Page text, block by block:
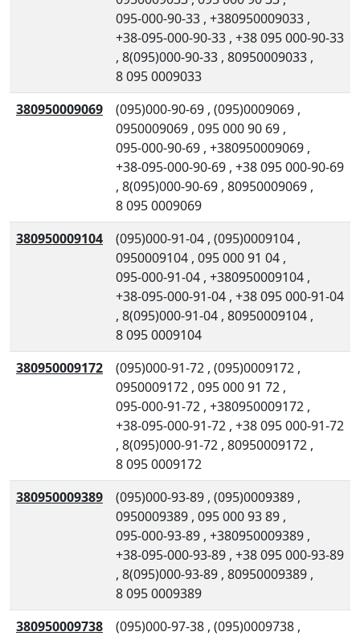
095-000-90-33 , +380950009033 ,
+38-095-000-90-33 , +38 095 000-90-33
, 8(095)000-90-33 , 80950009033 ,
8 095 0009033
380950009069
(095)000-90-69 , (095)0009069 ,
0950009069 , 095 000 90 69 ,
095-000-90-69 , +380950009069 ,
+38-095-000-90-69 , +38 095 000-90-69
, 8(095)000-90-69 , 80950009069 ,
8 095 0009069
380950009104
(095)000-91-04 , (095)0009104 ,
0950009104 , 095 000 91 04 ,
095-000-91-04 , +380950009104 ,
+38-095-000-91-04 , +38 095 000-91-04
, 8(095)000-91-04 , 80950009104 ,
8 095 0009104
380950009172
(095)000-91-72 , (095)0009172 ,
0950009172 , 095 000 91 72 ,
095-000-91-72 , +380950009172 ,
+38-095-000-91-72 , +38 095 000-91-72
, 8(095)000-91-72 , 80950009172 ,
8 095 0009172
380950009389
(095)000-93-89 , (095)0009389 ,
0950009389 , 095 000 93 89 ,
095-000-93-89 , +380950009389 ,
+38-095-000-93-89 , +38 095 000-93-89
, 8(095)000-93-89 , 80950009389 ,
8 095 0009389
380950009738
(095)000-97-38 , (095)0009738 ,